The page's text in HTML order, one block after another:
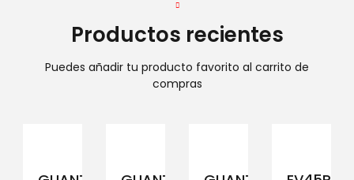
Productos recientes
Puedes añadir tu producto favorito al carrito de
compras